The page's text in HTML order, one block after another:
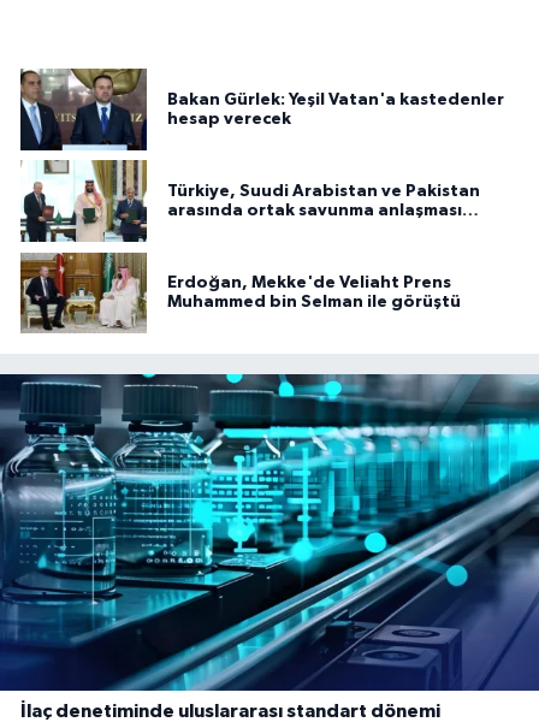
Bakan Gürlek: Yeşil Vatan'a kastedenler
hesap verecek
Türkiye, Suudi Arabistan ve Pakistan
arasında ortak savunma anlaşması
Erdoğan, Mekke'de Veliaht Prens
Muhammed bin Selman ile görüştü
İlaç denetiminde uluslararası standart dönemi